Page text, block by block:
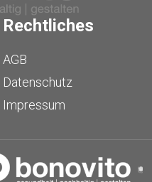
Rechtliches
AGB
Datenschutz
Impressum